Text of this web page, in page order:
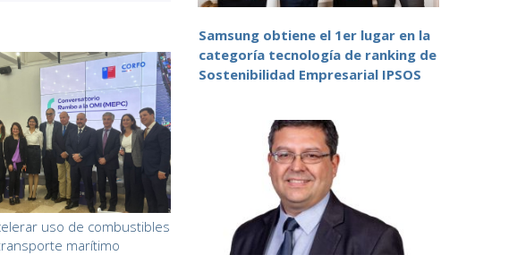
uso de combustibles
marítimo
Samsung obtiene el 1er lugar en la
categoría tecnología de ranking de
Sostenibilidad Empresarial IPSOS